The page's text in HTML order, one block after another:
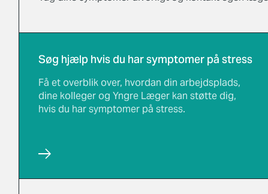
Søg hjælp hvis du har symptomer på stress
Få et overblik over, hvordan din arbejdsplads,
dine kolleger og Yngre Læger kan støtte dig,
hvis du har symptomer på stress.